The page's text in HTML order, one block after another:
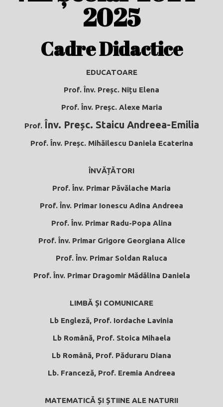
2025
Cadre Didactice
EDUCATOARE
Prof. Înv. Preșc. Nițu Elena
Prof. Înv. Preșc. Alexe Maria
Prof. Înv. Preșc. Staicu Andreea-Emilia
Prof. Înv. Preșc. Mihăilescu Daniela Ecaterina
ÎNVĂȚĂTORI
Prof. Înv. Primar Păvălache Maria
Prof. Înv. Primar Ionescu Adina Andreea
Prof. Înv. Primar Radu-Popa Alina
Prof. Înv. Primar Grigore Georgiana Alice
Prof. Înv. Primar Soldan Raluca
Prof. Înv. Primar Dragomir Mădălina Daniela
LIMBĂ ȘI COMUNICARE
Lb Engleză, Prof. Iordache Lavinia
Lb Română, Prof. Stoica Mihaela
Lb Română, Prof. Păduraru Diana
Lb. Franceză, Prof. Eremia Andreea
MATEMATICĂ ȘI ȘTIINE ALE NATURII